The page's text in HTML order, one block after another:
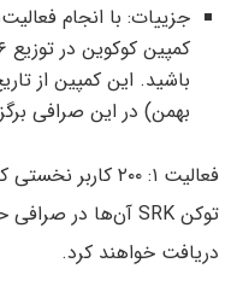
جزییات: با انجام
بهمن) در این صرافی
فعالیت ۱: ۲۰۰
دریافت خواهند کرد.